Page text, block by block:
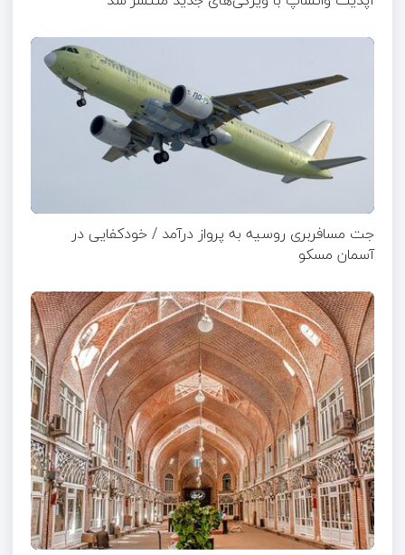
جت مسافربری روسیه به پرواز درآمد / خودکفایی در
آسمان مسکو